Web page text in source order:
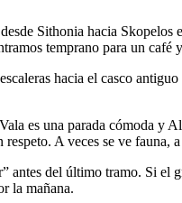
Sithonia hacia
temprano para un
hacia el casco
es una parada cómoda y
A veces se ve fauna,
antes del último tramo. Si
la mañana.